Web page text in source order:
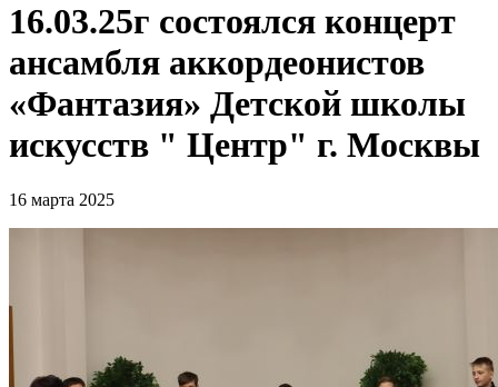
16.03.25г состоялся концерт
ансамбля аккордеонистов
«Фантазия» Детской школы
искусств " Центр" г. Москвы
16 марта 2025